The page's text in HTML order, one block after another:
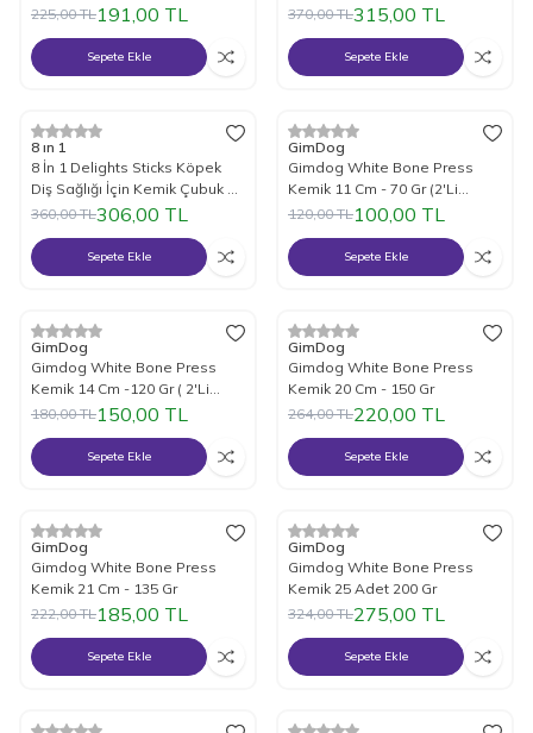
225,00TL191,00 TL
Sepete Ekle
Lu
370,00TL315,00 TL
Sepete Ekle
%15İndirim
8 ın 1
8 İn 1 Delights Sticks Köpek
Diş Sağlığı İçin Kemik Çubuk 90
Gr 3 Adet
360,00TL306,00 TL
Sepete Ekle
%17İndirim
GimDog
Gimdog White Bone Press
Kemik 11 Cm - 70 Gr (2'Li
Paket)
120,00TL100,00 TL
Sepete Ekle
%17İndirim
GimDog
Gimdog White Bone Press
Kemik 14 Cm -120 Gr ( 2'Li
Paket )
180,00TL150,00 TL
Sepete Ekle
%17İndirim
GimDog
Gimdog White Bone Press
Kemik 20 Cm - 150 Gr
264,00TL220,00 TL
Sepete Ekle
%17İndirim
GimDog
Gimdog White Bone Press
Kemik 21 Cm - 135 Gr
222,00TL185,00 TL
Sepete Ekle
%15İndirim
GimDog
Gimdog White Bone Press
Kemik 25 Adet 200 Gr
324,00TL275,00 TL
Sepete Ekle